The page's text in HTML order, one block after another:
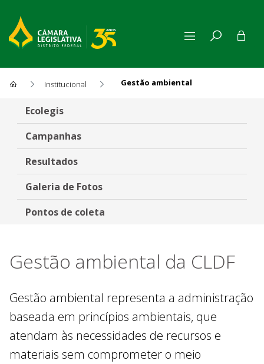
Institucional Gestão ambiental
Gestão ambiental
Ecolegis
Campanhas
Resultados
Galeria de Fotos
Pontos de coleta
Gestão ambiental da CLDF
Gestão ambiental representa a administração
baseada em princípios ambientais, que
atendam às necessidades de recursos e
materiais sem comprometer o meio